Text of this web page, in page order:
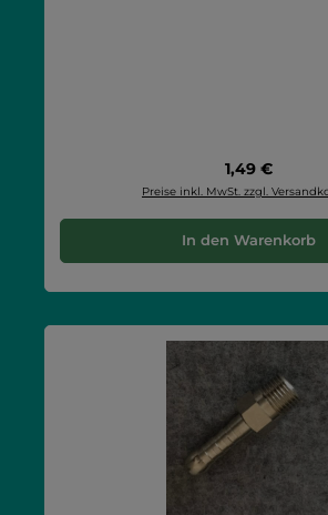
Regulärer
1,49 €
Preise inkl. MwSt. zzgl.
In den Warenkorb